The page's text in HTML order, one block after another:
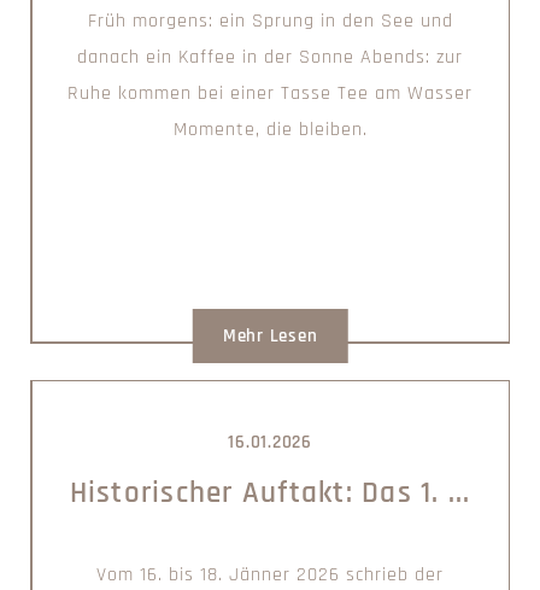
Früh morgens: ein Sprung in den See und
danach ein Kaffee in der Sonne Abends: zur
Ruhe kommen bei einer Tasse Tee am Wasser
Momente, die bleiben.
Mehr Lesen
16.01.2026
Historischer Auftakt: Das 1. ...
Vom 16. bis 18. Jänner 2026 schrieb der